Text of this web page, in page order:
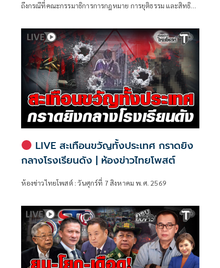
ถึงกรณีที่คณะกรรมาธิการการกฎหมาย การยุติธรรม และสิทธิ
กรรมาธิการ มีการอ้างชื่อนายกรัฐมนตรี เข้าไปเกี่ยวข้องกับการ
ทุจริตสอบท้องถิ่น
LIVE สะเทือนขวัญทั้งประเทศ กราดยิง
กลางโรงเรียนดัง | ห้องข่าวไทยโพสต์
ห้องข่าวไทยโพสต์ : วันศุกร์ที่ 7 สิงหาคม พ.ศ. 2569